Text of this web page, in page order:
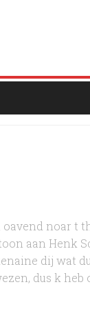
noar t
aan Henk
dij wat
dus k heb